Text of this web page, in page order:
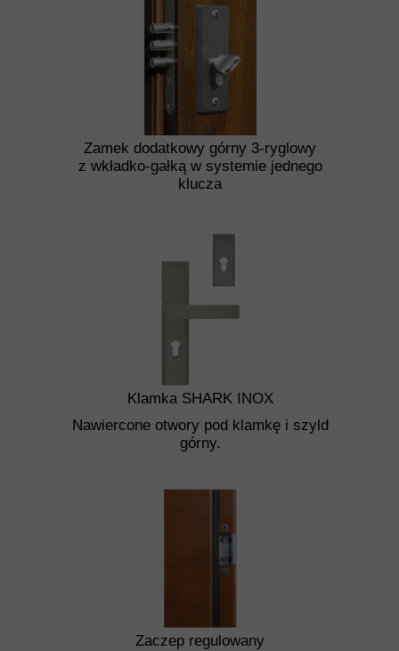
Zaczep regulowany
Zamek dodatkowy górny 3-ryglowy
z wkładko-gałką w systemie jednego
klucza
Nawiercone otwory pod klamkę i szyld
górny.
Klamka SHARK INOX